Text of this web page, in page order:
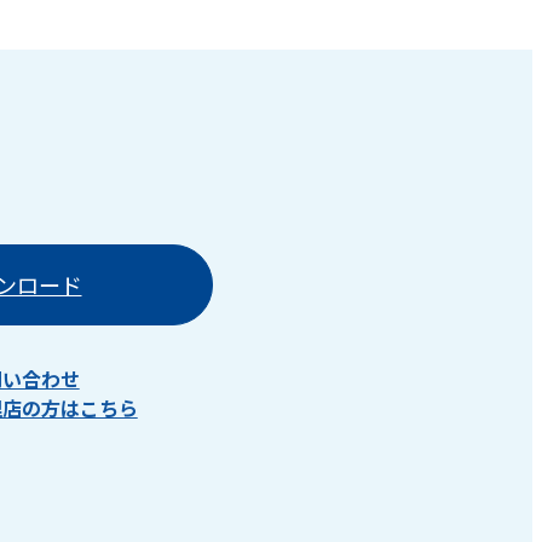
ロード
合わせ
の方はこちら